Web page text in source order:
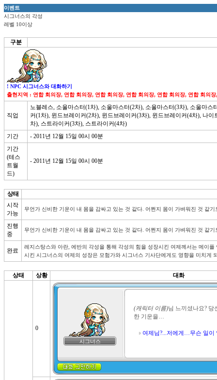
이벤트
시그너스의 각성
레벨 10이상
구분
! NPC 시그너스와 대화하기
출현지역 : 연합 회의장, 연합 회의장, 연합 회의장, 연합 회의장, 연합 회의장, 연합 회의
직업
노블레스, 소울마스터(1차), 소울마스터(2차), 소울마스터(3차), 소울마
커(1차), 윈드브레이커(2차), 윈드브레이커(3차), 윈드브레이커(4차), 나
차), 스트라이커(3차), 스트라이커(4차)
기간
- 2011년 12월 15일 00시 00분
기간
(테스
트월
드)
- 2011년 12월 15일 00시 00분
상태
시작
가능
무언가 신비한 기운이 내 몸을 감싸고 있는 것 같다. 어쩐지 몸이 가벼워진 것 같
진행
중
무언가 신비한 기운이 내 몸을 감싸고 있는 것 같다. 어쩐지 몸이 가벼워진 것 같
완료
레지스탕스와 아란, 에반의 각성을 통해 각성의 힘을 성장시킨 여제께서는 메이
시킨 시그너스의 여제의 성장은 모험가와 시그너스 기사단에게도 영향을 미치게
상태 상황 대화
0
시그너스
(캐릭터 이름)님 느끼셨나요? 당
한 기운을…
여제님?...저에게…무슨 일이